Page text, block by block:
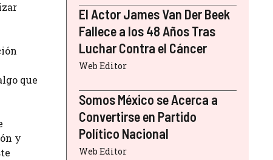
que
y
El Actor James Van Der Beek
Fallece a los 48 Años Tras
Luchar Contra el Cáncer
Web Editor
Somos México se Acerca a
Convertirse en Partido
Político Nacional
Web Editor